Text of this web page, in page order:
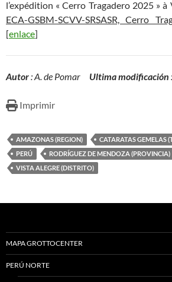
l’expédition « Cerro Tragadero 2025 » à
ECA-GSBM-SCVV-SRSASR, Cerro
[enlace]
Autor: A. de Pomar Ultima modificación
Imprimir
AMAZONAS (REGION)
CATARATAS GEMELAS
PERÚ
RODRÍGUEZ DE MENDOZA (PROVINCIA)
VISTA ALEGRE (DISTRITO)
MAPA GROTTOCENTER
PERÚ NORTE